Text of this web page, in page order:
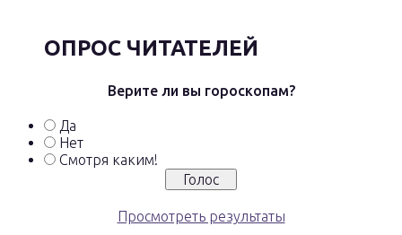
ОПРОС ЧИТАТЕЛЕЙ
Верите ли вы гороскопам?
Да
Нет
Смотря каким!
Просмотреть результаты